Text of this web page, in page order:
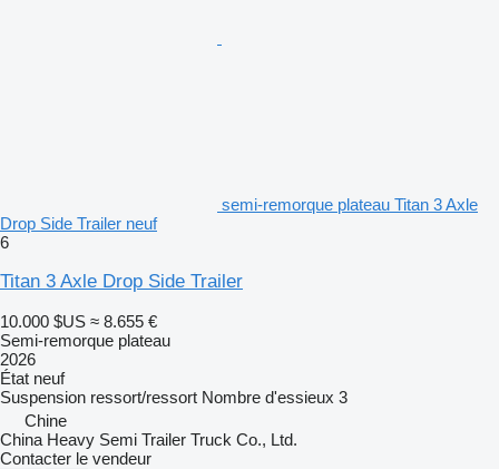
semi-remorque plateau Titan 3 Axle
Drop Side Trailer neuf
6
Titan 3 Axle Drop Side Trailer
10.000 $US ≈ 8.655 €
Semi-remorque plateau
2026
État neuf
Suspension ressort/ressort Nombre d'essieux 3
Chine
China Heavy Semi Trailer Truck Co., Ltd.
Contacter le vendeur